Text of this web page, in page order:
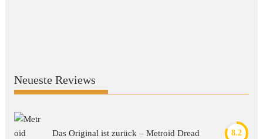
Neueste Reviews
Das Original ist zurück – Metroid Dread 8.2